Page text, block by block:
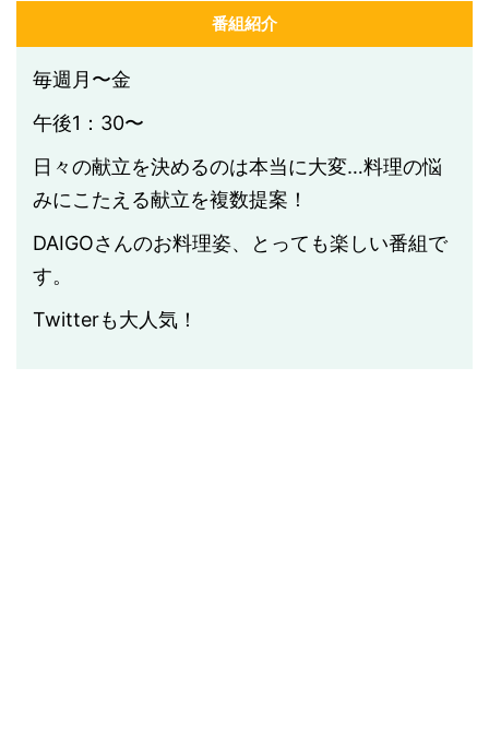
番組紹介
毎週月〜金
午後1：30〜
日々の献立を決めるのは本当に大変…料理の悩
みにこたえる献立を複数提案！
DAIGOさんのお料理姿、とっても楽しい番組で
す。
Twitterも大人気！